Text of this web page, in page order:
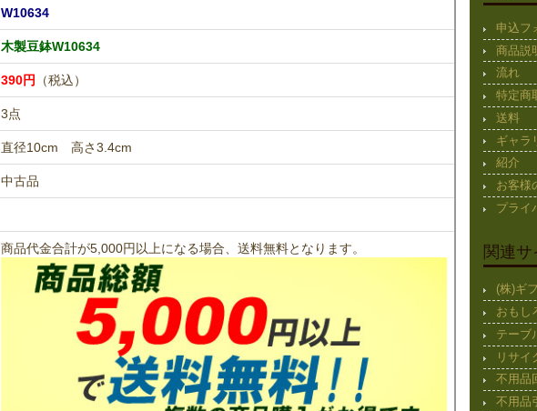
W10634
木製豆鉢W10634
390円 （税込）
3点
直径10cm 高さ3.4cm
中古品
商品代金合計が5,000円以上になる場合、送料無料となります。
申込フ
商品説
流れ
特定商
送料
ギャラ
紹介
お客様
プライ
関連サ
(株)ギ
おもし
テーブ
リサイ
不用品
不用品